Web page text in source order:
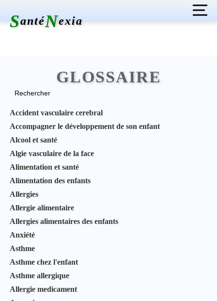
SantéNexia
Médicaments
Analyses
Glossaire
Contact
GLOSSAIRE
Accident vasculaire cerebral
Accompagner le développement de son enfant
Alcool et santé
Algie vasculaire de la face
Alimentation et santé
Alimentation des enfants
Allergies
Allergie alimentaire
Allergies alimentaires des enfants
Anxiété
Asthme
Asthme chez l'enfant
Asthme allergique
Allergie medicament